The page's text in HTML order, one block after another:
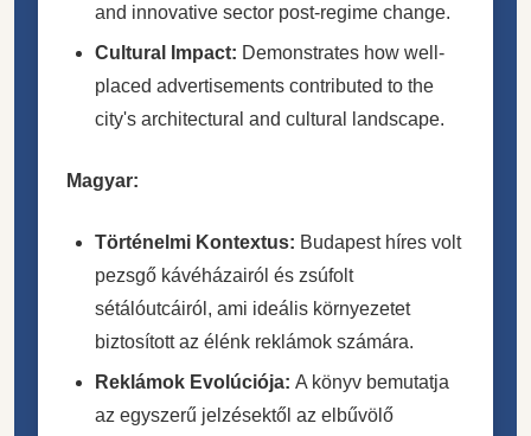
and innovative sector post-regime change.
Cultural Impact: Demonstrates how well-
placed advertisements contributed to the
city's architectural and cultural landscape.
Magyar:
Történelmi Kontextus: Budapest híres volt
pezsgő kávéházairól és zsúfolt
sétálóutcáiról, ami ideális környezetet
biztosított az élénk reklámok számára.
Reklámok Evolúciója: A könyv bemutatja
az egyszerű jelzésektől az elbűvölő